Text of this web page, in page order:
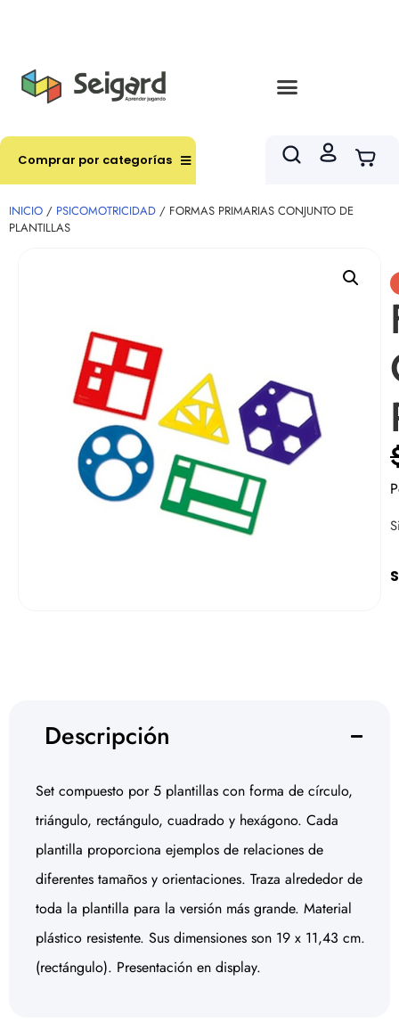
Comprar por categorías
INICIO / PSICOMOTRICIDAD / FORMAS PRIMARIAS CONJUNTO DE
PLANTILLAS
Descripción
Set compuesto por 5 plantillas con forma de círculo,
triángulo, rectángulo, cuadrado y hexágono. Cada
plantilla proporciona ejemplos de relaciones de
diferentes tamaños y orientaciones. Traza alrededor de
toda la plantilla para la versión más grande. Material
plástico resistente. Sus dimensiones son 19 x 11,43 cm.
(rectángulo). Presentación en display.